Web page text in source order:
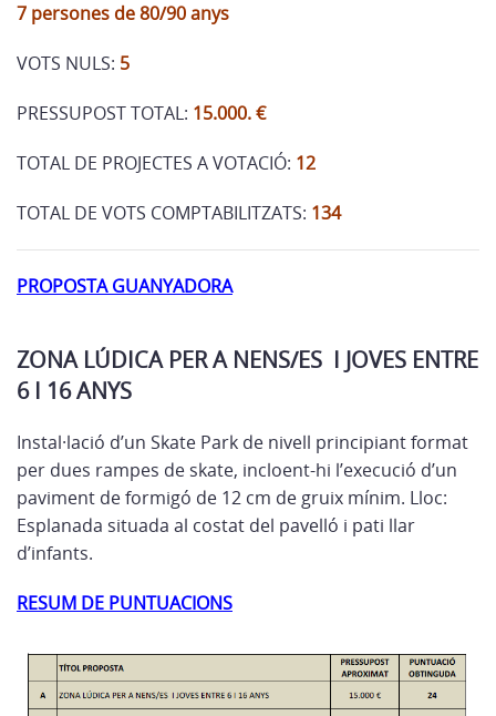
7 persones de 80/90 anys
VOTS NULS: 5
PRESSUPOST TOTAL: 15.000. €
TOTAL DE PROJECTES A VOTACIÓ: 12
TOTAL DE VOTS COMPTABILITZATS: 134
PROPOSTA GUANYADORA
ZONA LÚDICA PER A NENS/ES I JOVES ENTRE
6 I 16 ANYS
Instal·lació d’un Skate Park de nivell principiant format
per dues rampes de skate, incloent-hi l’execució d’un
paviment de formigó de 12 cm de gruix mínim. Lloc:
Esplanada situada al costat del pavelló i pati llar
d’infants.
RESUM DE PUNTUACIONS